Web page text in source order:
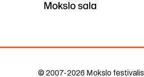
© 2007-2026 Mokslo festivalis